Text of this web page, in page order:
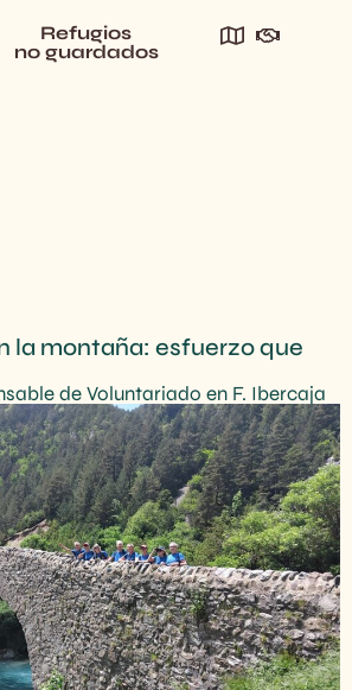
Refugios
no guardados
la montaña: esfuerzo que
de Voluntariado en F. Ibercaja